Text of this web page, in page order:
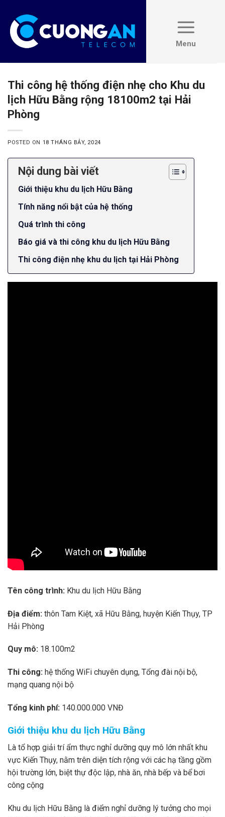
content
Thi công hệ thống điện nhẹ cho Khu du
lịch Hữu Bằng rộng 18100m2 tại Hải
Phòng
POSTED ON 18 THÁNG BẢY, 2024
Nội dung bài viết
Giới thiệu khu du lịch Hữu Bằng
Tính năng nổi bật của hệ thống
Quá trình thi công
Báo giá và thi công khu du lịch Hữu Bằng
Thi công điện nhẹ khu du lịch tại Hải Phòng
Tên công trình: Khu du lịch Hữu Bằng
Địa điểm: thôn Tam Kiệt, xã Hữu Bằng, huyện Kiến Thụy, TP
Hải Phòng
Quy mô: 18.100m2
Thi công: hệ thống WiFi chuyên dụng, Tổng đài nội bộ,
mạng quang nội bộ
Tổng kinh phí: 140.000.000 VNĐ
Giới thiệu khu du lịch Hữu Bằng
Là tổ hợp giải trí ẩm thực nghỉ dưỡng quy mô lớn nhất khu
vực Kiến Thụy, nằm trên diện tích rộng với các hạ tầng gồm
hội trường lớn, biệt thự độc lập, nhà ăn, nhà bếp và bể bơi
công cộng
Khu du lịch Hữu Bằng là điểm nghỉ dưỡng lý tưởng cho mọi